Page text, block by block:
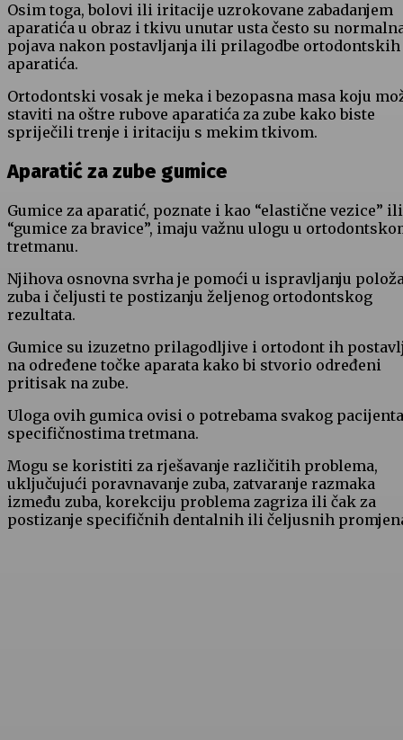
Osim toga, bolovi ili iritacije uzrokovane zabadanjem
aparatića u obraz i tkivu unutar usta često su
pojava nakon postavljanja ili prilagodbe ortodontskih
aparatića.
Ortodontski vosak je meka i bezopasna masa koju
staviti na oštre rubove aparatića za zube kako biste
spriječili trenje i iritaciju s mekim tkivom.
Aparatić za zube gumice
Gumice za aparatić, poznate i kao “elastične vezice” ili
“gumice za bravice”, imaju važnu ulogu u
tretmanu.
Njihova osnovna svrha je pomoći u ispravljanju
zuba i čeljusti te postizanju željenog ortodontskog
rezultata.
Gumice su izuzetno prilagodljive i ortodont ih
na određene točke aparata kako bi stvorio određeni
pritisak na zube.
Uloga ovih gumica ovisi o potrebama svakog
specifičnostima tretmana.
Mogu se koristiti za rješavanje različitih problema,
uključujući poravnavanje zuba, zatvaranje razmaka
između zuba, korekciju problema zagriza ili čak za
postizanje specifičnih dentalnih ili čeljusnih